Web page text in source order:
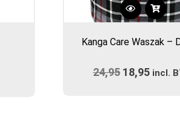
Kanga Care Waszak –
24,95 18,95 incl.